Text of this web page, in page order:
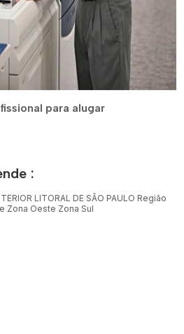
para alugar
:
LITORAL DE SÃO PAULO Região
Zona Oeste Zona Sul